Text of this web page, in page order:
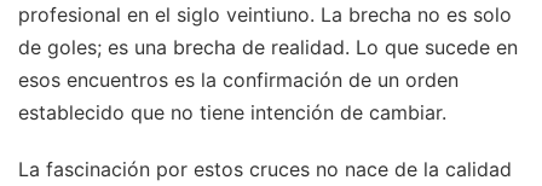
profesional en el siglo veintiuno. La brecha no es solo
de goles; es una brecha de realidad. Lo que sucede en
esos encuentros es la confirmación de un orden
establecido que no tiene intención de cambiar.
La fascinación por estos cruces no nace de la calidad